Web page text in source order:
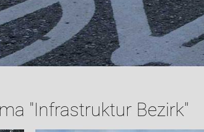
"Infrastruktur Bezirk"